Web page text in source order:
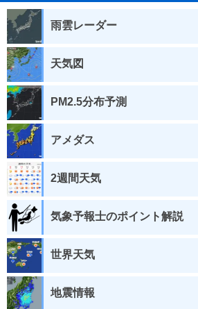
雨雲レーダー
天気図
PM2.5分布予測
アメダス
2週間天気
気象予報士のポイント解説
世界天気
地震情報